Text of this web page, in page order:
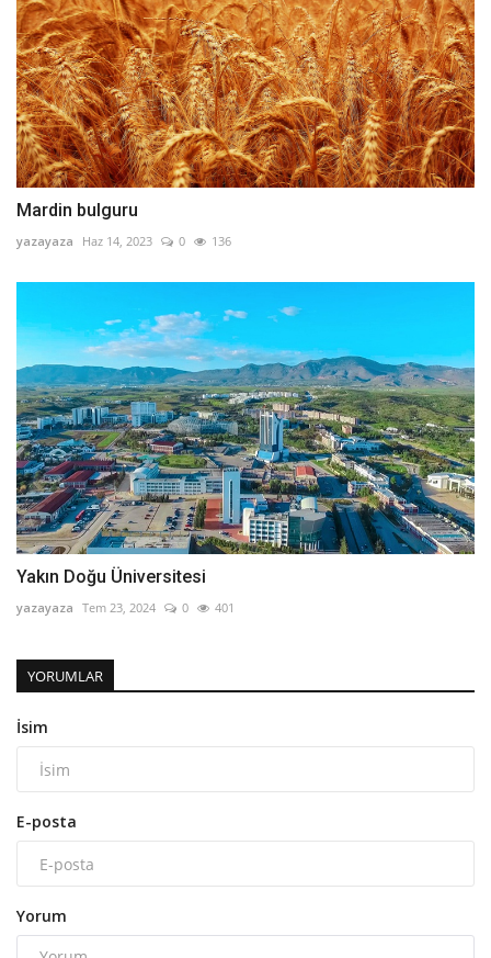
Mardin bulguru
yazayaza Haz 14, 2023 0 136
Yakın Doğu Üniversitesi
yazayaza Tem 23, 2024 0 401
YORUMLAR
İsim
E-posta
Yorum